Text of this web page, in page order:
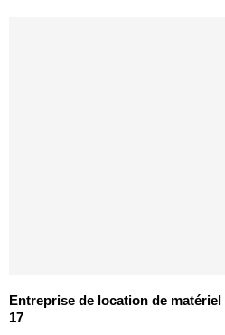
Entreprise de location de
17